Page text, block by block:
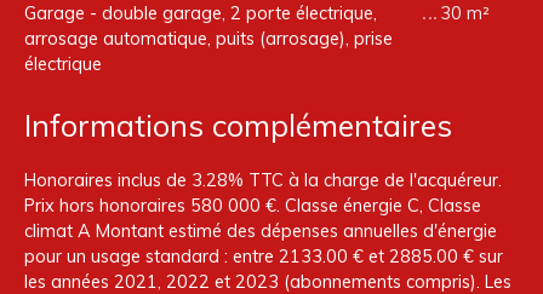
Garage - double garage, 2 porte électrique,
arrosage automatique, puits (arrosage), prise
électrique
30 m²
Informations complémentaires
Honoraires inclus de 3.28% TTC à la charge de l'acquéreur.
Prix hors honoraires 580 000 €. Classe énergie C, Classe
climat A Montant estimé des dépenses annuelles d'énergie
pour un usage standard : entre 2133.00 € et 2885.00 € sur
les années 2021, 2022 et 2023 (abonnements compris). Les